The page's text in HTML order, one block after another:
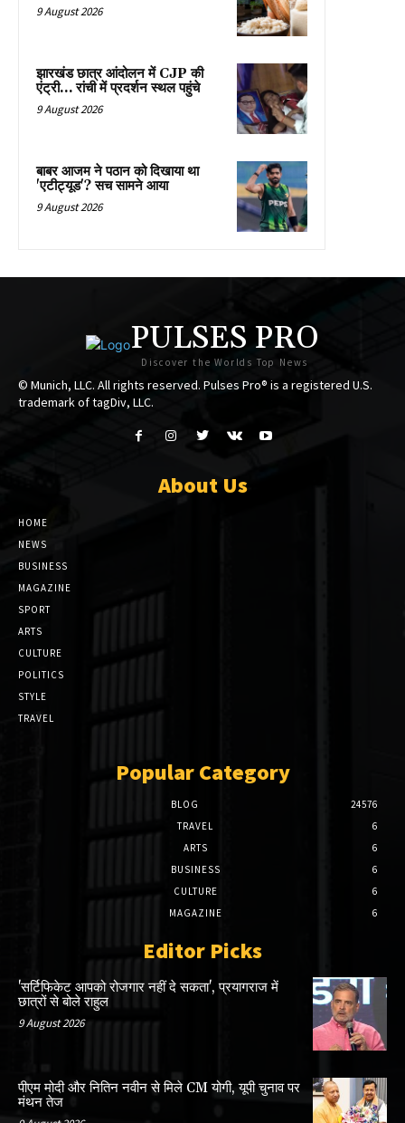
9 August 2026
झारखंड छात्र आंदोलन में CJP की
एंट्री… रांची में प्रदर्शन स्थल पहुंचे
9 August 2026
बाबर आजम ने पठान को दिखाया था
'एटीट्यूड'? सच सामने आया
9 August 2026
PULSES PRO
Discover the Worlds Top News
© Munich, LLC. All rights reserved. Pulses Pro® is a registered U.S.
trademark of tagDiv, LLC.
About Us
HOME
NEWS
BUSINESS
MAGAZINE
SPORT
ARTS
CULTURE
POLITICS
STYLE
TRAVEL
Popular Category
BLOG
24576
TRAVEL
6
ARTS
6
BUSINESS
6
CULTURE
6
MAGAZINE
6
Editor Picks
'सर्टिफिकेट आपको रोजगार नहीं दे सकता', प्रयागराज में
छात्रों से बोले राहुल
9 August 2026
पीएम मोदी और नितिन नवीन से मिले CM योगी, यूपी चुनाव पर
मंथन तेज